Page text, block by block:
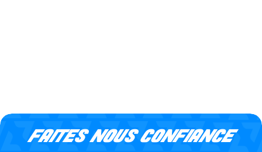
FAITES NOUS CONFIANCE